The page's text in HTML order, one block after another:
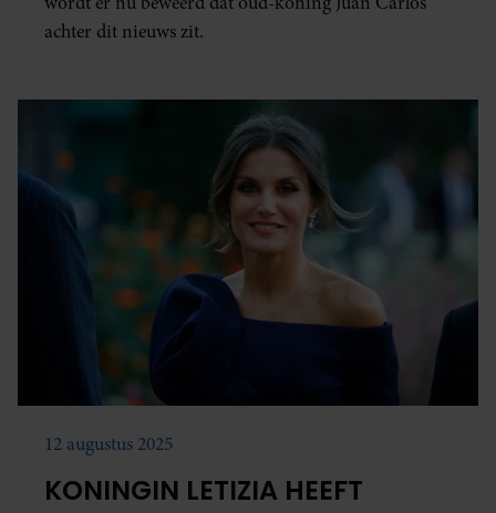
achter dit nieuws zit.
12 augustus 2025
KONINGIN LETIZIA HEEFT